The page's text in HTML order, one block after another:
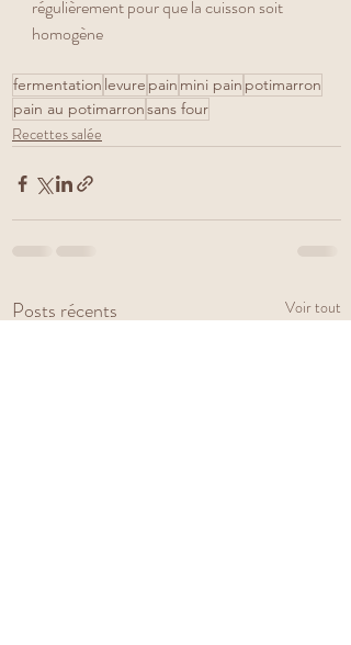
régulièrement pour que la cuisson soit
homogène
fermentation levure pain mini pain potimarron
pain au potimarronsans four
Recettes salée
Posts récents Voir tout